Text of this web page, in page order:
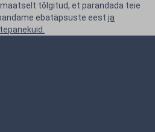
tõlgitud, et parandada teie
ebatäpsuste eest ja